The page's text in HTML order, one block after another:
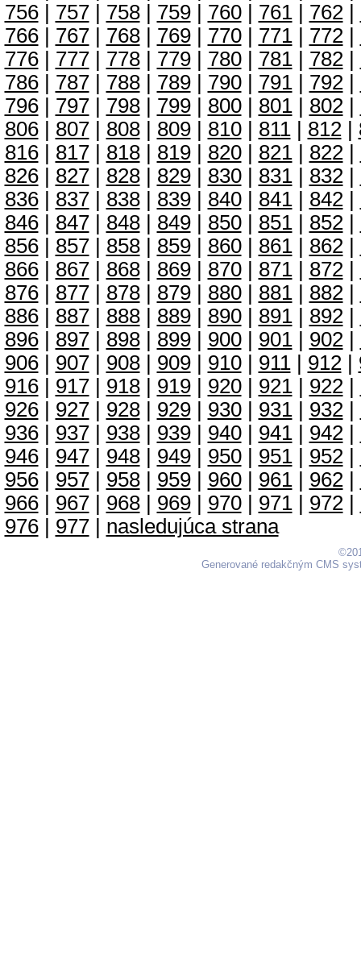
756| 757| 758| 759| 760| 761| 762|
766| 767| 768| 769| 770| 771| 772|
776| 777| 778| 779| 780| 781| 782|
786| 787| 788| 789| 790| 791| 792|
796| 797| 798| 799| 800| 801| 802|
806| 807| 808| 809| 810| 811| 812|
816| 817| 818| 819| 820| 821| 822|
826| 827| 828| 829| 830| 831| 832|
836| 837| 838| 839| 840| 841| 842|
846| 847| 848| 849| 850| 851| 852|
856| 857| 858| 859| 860| 861| 862|
866| 867| 868| 869| 870| 871| 872|
876| 877| 878| 879| 880| 881| 882|
886| 887| 888| 889| 890| 891| 892|
896| 897| 898| 899| 900| 901| 902|
906| 907| 908| 909| 910| 911| 912|
916| 917| 918| 919| 920| 921| 922|
926| 927| 928| 929| 930| 931| 932|
936| 937| 938| 939| 940| 941| 942|
946| 947| 948| 949| 950| 951| 952|
956| 957| 958| 959| 960| 961| 962|
966| 967| 968| 969| 970| 971| 972|
976| 977| nasledujúca strana
Generované redakčným CMS